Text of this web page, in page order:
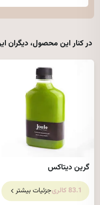
در کنار این محصول، دیگران
گرین دیتاکس
83.1 کالری جزئیات بیشتر